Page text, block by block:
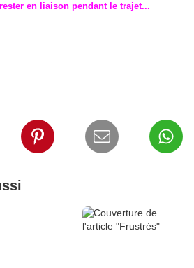
en liaison pendant le trajet...